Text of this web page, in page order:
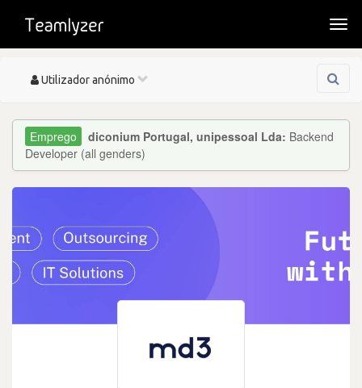
Toggle
Utilizador anónimo
diconium Portugal, unipessoal Lda: Backend
Developer (all genders)